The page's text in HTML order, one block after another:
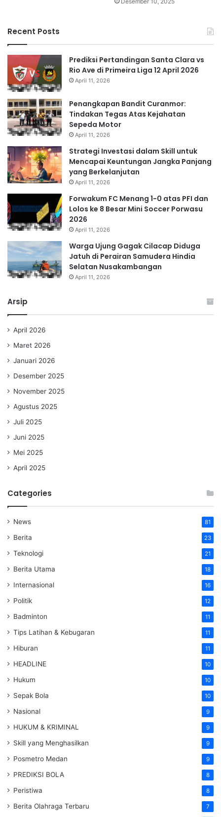
Recent Posts
Prediksi Pertandingan Santa Clara vs
Rio Ave di Primeira Liga 12 April 2026
April 11, 2026
Penangkapan Bandit Curanmor:
Tindakan Tegas Atas Kejahatan
Sepeda Motor
April 11, 2026
Strategi Investasi dalam Skill untuk
Mencapai Keuntungan Jangka Panjang
yang Berkelanjutan
April 11, 2026
Forwakum FC Menang 1-0 atas PFI dan
Lolos ke 8 Besar Mini Soccer Porwasu
2026
April 11, 2026
Warga Ujung Gagak Cilacap Diduga
Jatuh di Perairan Samudera Hindia
Selatan Nusakambangan
April 11, 2026
Arsip
April 2026
Maret 2026
Januari 2026
Desember 2025
November 2025
Agustus 2025
Juli 2025
Juni 2025
Mei 2025
April 2025
Categories
News 81
Berita 23
Teknologi 21
Berita Utama 18
Internasional 16
Politik 12
Badminton 11
Tips Latihan & Kebugaran 11
Hiburan 11
HEADLINE 10
Hukum 10
Sepak Bola 10
Nasional 9
HUKUM & KRIMINAL 9
Skill yang Menghasilkan 9
Posmetro Medan 9
PREDIKSI BOLA 8
Peristiwa 8
Berita Olahraga Terbaru 7